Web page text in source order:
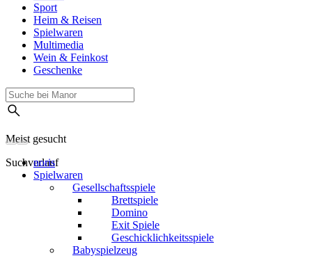
Sport
Heim & Reisen
Spielwaren
Multimedia
Wein & Feinkost
Geschenke
Meist gesucht
Suchverlauf
noris
Spielwaren
Gesellschaftsspiele
Brettspiele
Domino
Exit Spiele
Geschicklichkeitsspiele
Babyspielzeug